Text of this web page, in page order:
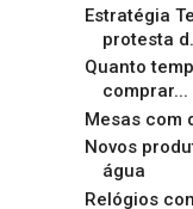
Estratégia
protesta
Quanto
comprar...
Mesas com
Novos
água
Relógios